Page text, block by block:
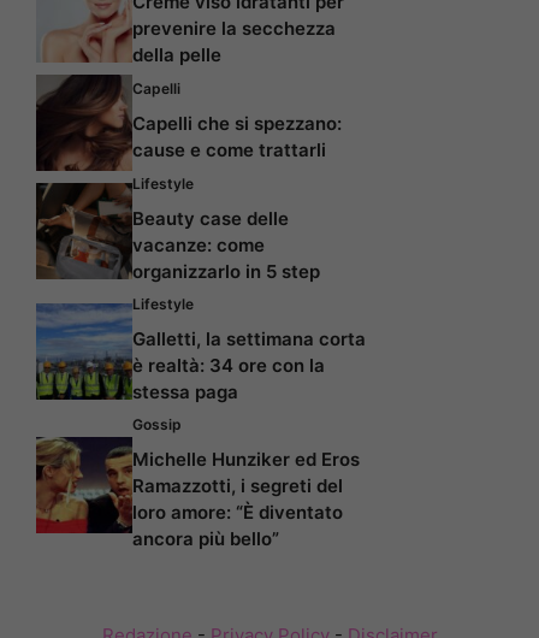
prevenire la secchezza
della pelle
Capelli
Capelli che si spezzano:
cause e come trattarli
Lifestyle
Beauty case delle
vacanze: come
organizzarlo in 5 step
Lifestyle
Galletti, la settimana corta
è realtà: 34 ore con la
stessa paga
Gossip
Michelle Hunziker ed Eros
Ramazzotti, i segreti del
loro amore: “È diventato
ancora più bello”